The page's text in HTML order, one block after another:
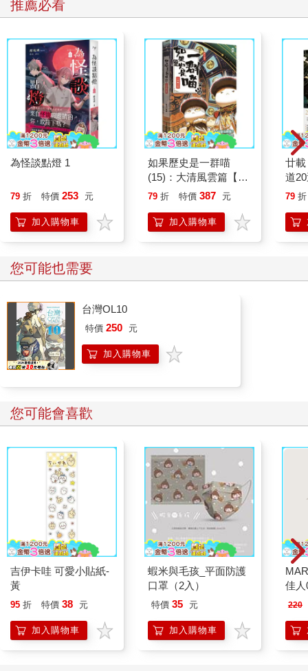
推薦必看
為怪談點燈 1
79 折 特價 253 元
加入購物車
如果歷史是一群喵
(15)：大清風雲篇【萌
貓漫畫學歷史】
79 折 特價 387 元
加入購物車
廿
道
79 折
您可能也需要
台灣OL10
特價 250 元
加入購物車
您可能會喜歡
吉伊卡哇 可愛小貼紙-
黃
95 折 特價 38 元
加入購物車
蝦米與毛孩_平面防護
口罩（2入）
特價 35 元
加入購物車
佳人
220